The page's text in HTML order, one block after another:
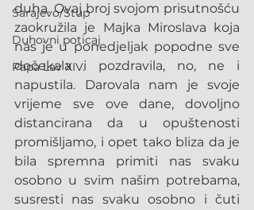
Sarajevo/Stup
Duhovni poticaj
Papa Lav XIV.
duha. Ovaj broj svojom prisutnošću
zaokružila je Majka Miroslava koja
nas je u ponedjeljak popodne sve
dočekala i pozdravila, no, ne i
napustila. Darovala nam je svoje
vrijeme sve ove dane, dovoljno
distancirana da u opuštenosti
promišljamo, i opet tako bliza da je
bila spremna primiti nas svaku
osobno u svim našim potrebama,
susresti nas svaku osobno i čuti